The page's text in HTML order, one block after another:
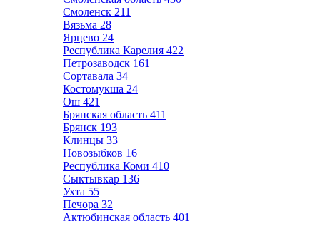
Смоленск 211
Вязьма 28
Ярцево 24
Республика Карелия 422
Петрозаводск 161
Сортавала 34
Костомукша 24
Ош 421
Брянская область 411
Брянск 193
Клинцы 33
Новозыбков 16
Республика Коми 410
Сыктывкар 136
Ухта 55
Печора 32
Актюбинская область 401